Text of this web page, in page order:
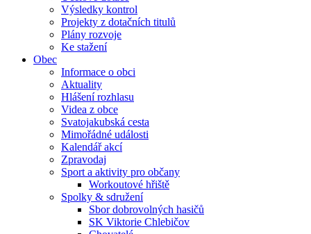
Výsledky kontrol
Projekty z dotačních titulů
Plány rozvoje
Ke stažení
Obec
Informace o obci
Aktuality
Hlášení rozhlasu
Videa z obce
Svatojakubská cesta
Mimořádné události
Kalendář akcí
Zpravodaj
Sport a aktivity pro občany
Workoutové hřiště
Spolky & sdružení
Sbor dobrovolných hasičů
SK Viktorie Chlebičov